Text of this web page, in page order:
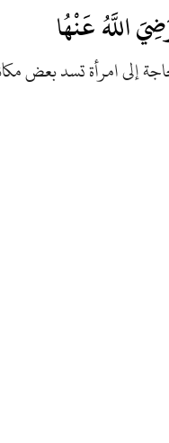
اللَّهُ عَنْهُا
إلى امرأة تسد بعض
هذا الأذى الذي